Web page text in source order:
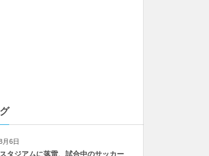
月6日
タジアムに落雷、試合中のサッカー